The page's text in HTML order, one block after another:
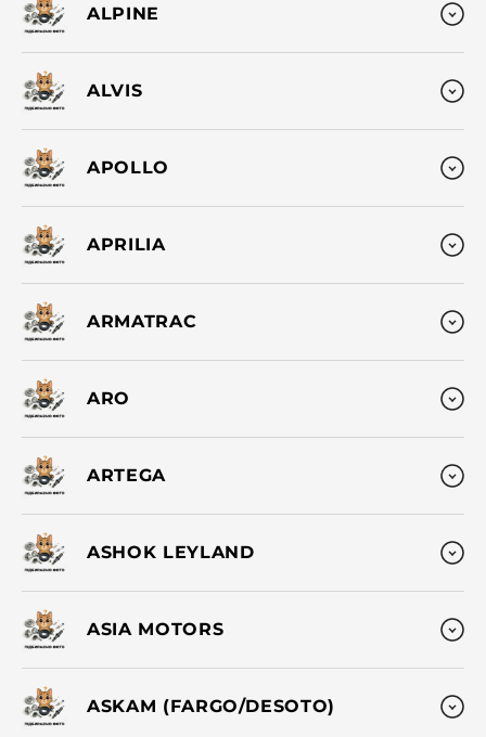
ALPINE
ALVIS
APOLLO
APRILIA
ARMATRAC
ARO
ARTEGA
ASHOK LEYLAND
ASIA MOTORS
ASKAM (FARGO/DESOTO)